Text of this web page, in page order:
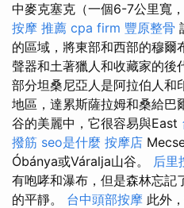
中麥克塞克（一個6-7公里寬
按摩 推薦 cpa firm 豐原整骨
的區域，將東部和西部的穆爾
聲器和土著獵人和收藏家的後
部分坦桑尼亞人是阿拉伯人和
地區，達累斯薩拉姆和桑給巴
谷的美麗中，它很容易與East
撥筋 seo是什麼 按摩店
Óbánya或Váralja山谷。 后里
有咆哮和瀑布，但是森林忘記
的平靜。 台中頭部按摩 此外